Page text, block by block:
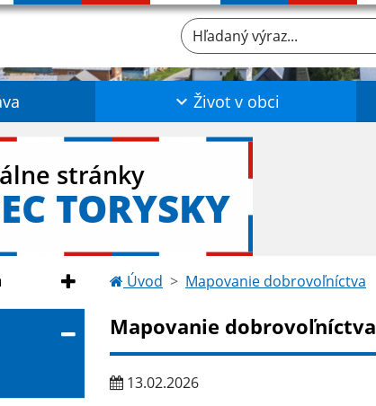
Hľadaný výraz...
Život v obci
stránky
TORYSKY
Úvod Mapovanie dobrovoľníctva
Mapovanie dobrovoľníctva
13.02.2026